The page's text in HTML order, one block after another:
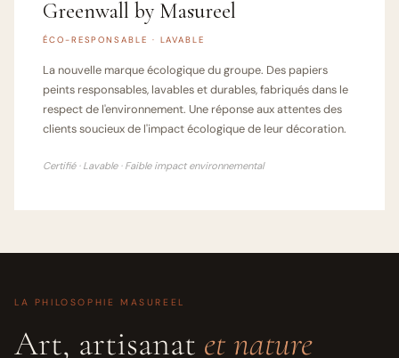
Greenwall by Masureel
ÉCO-RESPONSABLE · LAVABLE
La nouvelle marque écologique du groupe. Des papiers
peints responsables, lavables et durables, fabriqués dans le
respect de l'environnement. Une réponse aux attentes des
clients soucieux de l'impact écologique de leur décoration.
Certifié · Lavable · Faible impact environnemental
LA PHILOSOPHIE MASUREEL
Art, artisanat et nature